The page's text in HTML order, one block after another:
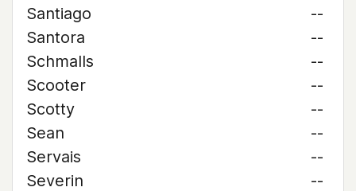
Santiago
--
Santora
--
Schmalls
--
Scooter
--
Scotty
--
Sean
--
Servais
--
Severin
--